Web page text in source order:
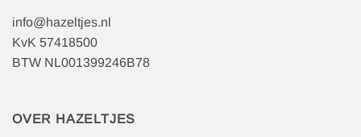
info@hazeltjes.nl
KvK 57418500
BTW NL001399246B78
OVER HAZELTJES